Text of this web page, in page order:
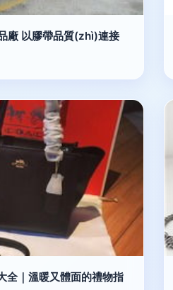
廠 以膠帶品質(zhì)連接
全｜溫暖又體面的禮物指